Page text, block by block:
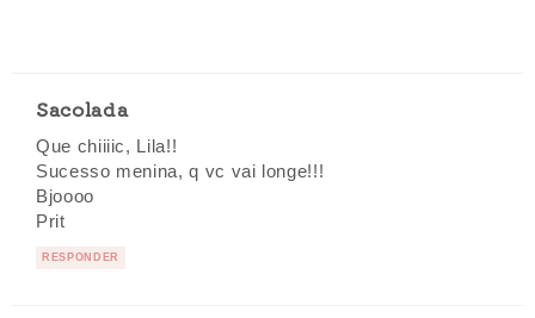
Sacolada
Que chiiiic, Lila!!
Sucesso menina, q vc vai longe!!!
Bjoooo
Prit
RESPONDER